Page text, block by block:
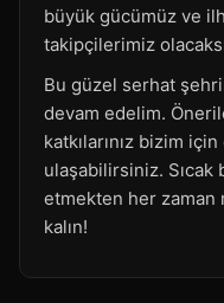
büyük gücümüz ve
takipçilerimiz
Bu güzel serhat
devam edelim.
katkılarınız bizim
ulaşabilirsiniz.
etmekten her zaman
kalın!